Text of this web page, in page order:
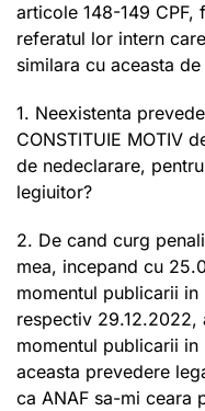
articole 148-149 CPF,
referatul lor intern
similara cu aceasta de
1. Neexistenta
CONSTITUIE MOTIV
de nedeclarare,
legiuitor?
2. De cand curg
mea, incepand cu
momentul publicarii
respectiv 29.12.2022,
momentul publicarii
aceasta prevedere
ca ANAF sa-mi ceara